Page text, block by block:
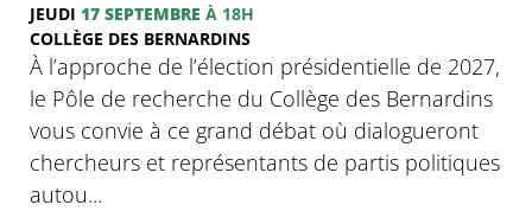
JEUDI 17 SEPTEMBRE À 18H
COLLÈGE DES BERNARDINS
À l’approche de l’élection présidentielle de 2027,
le Pôle de recherche du Collège des Bernardins
vous convie à ce grand débat où dialogueront
chercheurs et représentants de partis politiques
autou...